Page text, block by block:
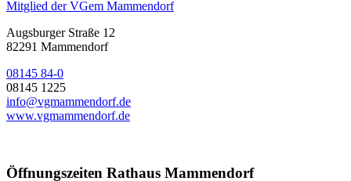
Mitglied der VGem Mammendorf
Augsburger Straße 12
82291 Mammendorf
08145 84-0
08145 1225
info@vgmammendorf.de
www.vgmammendorf.de
Öffnungszeiten Rathaus Mammendorf